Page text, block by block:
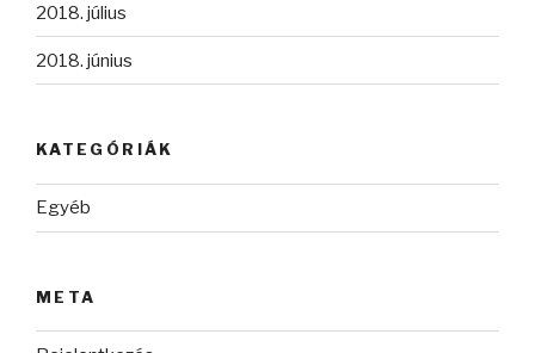
2018. július
2018. június
KATEGÓRIÁK
Egyéb
META